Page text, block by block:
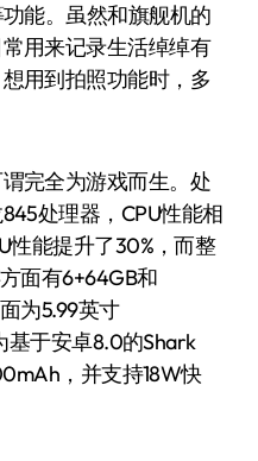
能。虽然和旗舰机的
用来记录生活绰绰有
用到拍照功能时，多
完全为游戏而生。处
处理器，CPU性能相
性能提升了30%，而整
面有6+64GB和
为5.99英寸
基于安卓8.0的Shark
，并支持18W快